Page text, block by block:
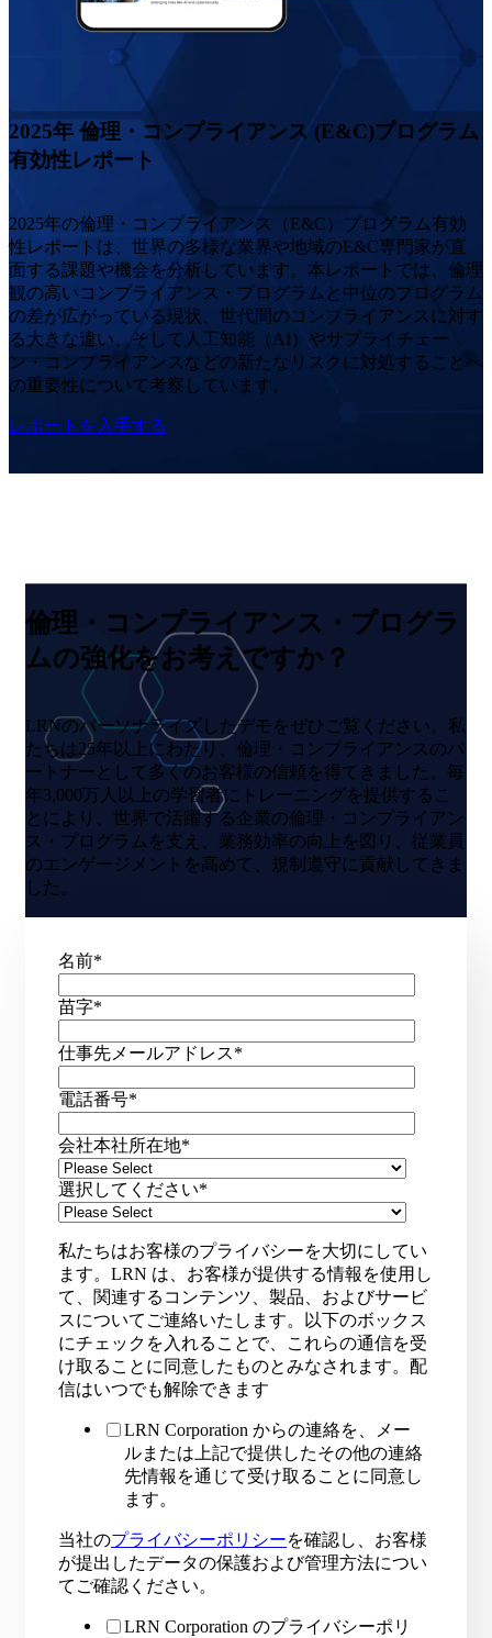
2025年 倫理・コンプライアンス (E&C)プログラム
有効性レポート
2025年の倫理・コンプライアンス（E&C）プログラム有効
性レポートは、 世界の多様な業界や地域のE&C専門家が直
面する課題や機会を分析しています。本レポートでは、倫理
観の高いコンプライアンス ・ プログラム と中位のプログラム
の差が広がっている現状 世代間のコンプライアンスに対す
る大きな違い、そして人工知能（AI）やサプライチェー
ン・コンプライアンスなどの新たなリスクに対処することへ
の重要性について考察しています。
レポートを入手する
倫理・コンプライアンス・プログラ
ムの強化をお考えですか？
LRNのパーソナライズしたデモをぜひご覧ください。私
たちは25年以上にわたり、倫理・コンプライアンスのパ
ートナーとして多くのお客様の信頼を得てきました。毎
年3,000万人以上の学習者にトレーニングを提供するこ
とにより、世界で活躍する企業の倫理・コンプライアン
ス・プログラムを支え、業務効率の向上を図り、従業員
のエンゲージメントを高めて、規制遵守に貢献してきま
した。
名前*
苗字*
仕事先メールアドレス*
電話番号*
会社本社所在地*
選択してください*
私たちはお客様のプライバシーを大切にしてい
ます。LRN は、お客様が提供する情報を使用し
て、関連するコンテンツ、製品、およびサービ
スについてご連絡いたします。以下のボックス
にチェックを入れることで、これらの通信を受
け取ることに同意したものとみなされます。配
信はいつでも解除できます
LRN Corporation からの連絡を、メー
ルまたは上記で提供したその他の連絡
先情報を通じて受け取ることに同意し
ます。
当社のプライバシーポリシーを確認し、お客様
が提出したデータの保護および管理方法につい
てご確認ください。
LRN Corporation のプライバシーポリ